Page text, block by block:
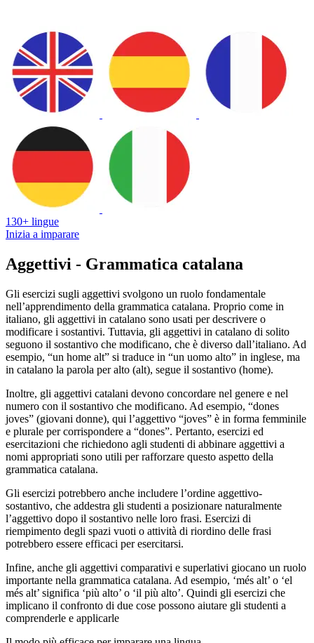
130+ lingue
Inizia a imparare
Aggettivi - Grammatica catalana
Gli esercizi sugli aggettivi svolgono un ruolo fondamentale
nell’apprendimento della grammatica catalana. Proprio come in
italiano, gli aggettivi in catalano sono usati per descrivere o
modificare i sostantivi. Tuttavia, gli aggettivi in catalano di solito
seguono il sostantivo che modificano, che è diverso dall’italiano. Ad
esempio, “un home alt” si traduce in “un uomo alto” in inglese, ma
in catalano la parola per alto (alt), segue il sostantivo (home).
Inoltre, gli aggettivi catalani devono concordare nel genere e nel
numero con il sostantivo che modificano. Ad esempio, “dones
joves” (giovani donne), qui l’aggettivo “joves” è in forma femminile
e plurale per corrispondere a “dones”. Pertanto, esercizi ed
esercitazioni che richiedono agli studenti di abbinare aggettivi a
nomi appropriati sono utili per rafforzare questo aspetto della
grammatica catalana.
Gli esercizi potrebbero anche includere l’ordine aggettivo-
sostantivo, che addestra gli studenti a posizionare naturalmente
l’aggettivo dopo il sostantivo nelle loro frasi. Esercizi di
riempimento degli spazi vuoti o attività di riordino delle frasi
potrebbero essere efficaci per esercitarsi.
Infine, anche gli aggettivi comparativi e superlativi giocano un ruolo
importante nella grammatica catalana. Ad esempio, ‘més alt’ o ‘el
més alt’ significa ‘più alto’ o ‘il più alto’. Quindi gli esercizi che
implicano il confronto di due cose possono aiutare gli studenti a
comprenderle e applicarle